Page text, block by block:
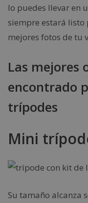
lo puedes llevar en
siempre estará listo
mejores fotos de tu
Las mejores
encontrado
trípodes
Mini
Su tamaño alcanza